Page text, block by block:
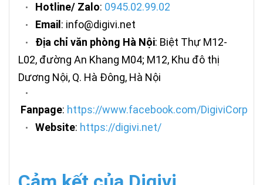
• Hotline/ Zalo: 0945.02.99.02
• Email : info@digivi.net
• Địa chỉ văn phòng Hà Nội: Biệt Thự M12-
L02, đường An Khang M04; M12, Khu đô thị
Dương Nội, Q. Hà Đông, Hà Nội
•
Fanpage: https://www.facebook.com/DigiviCorp
• Website: https://digivi.net/